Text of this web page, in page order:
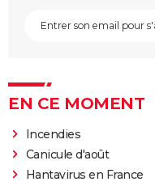
EN CE MOMENT
Incendies
Canicule d'août
Hantavirus en France